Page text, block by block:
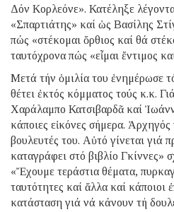
Δόν Κορλεόνε». Κατέληξε
«Σπαρτιάτης» καί ὡς Βασίλης
πώς «στέκομαι ὄρθιος καί θά
ταυτόχρονα πώς «εἶμαι ἔντιμος
Μετά τήν ὁμιλία του ἐνημέρωσε
θέτει ἐκτός κόμματος τούς κ.κ.
Χαράλαμπο Κατσιβαρδᾶ καί
κάποιες εἰκόνες σήμερα. Ἀρχηγός
βουλευτές του. Αὐτό γίνεται γιά
καταγράφει στό βιβλίο Γκίννες»
«Ἔχουμε τεράστια θέματα,
ταυτότητες καί ἄλλα καί κάποιοι
κατάσταση γιά νά κάνουν τή